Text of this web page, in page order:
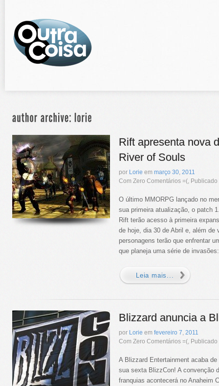
Rift apresenta nova
River of Souls
por Lorie em março 30, 2011
Com Zero Comentários =(,
O último MMORPG lançado no
sua primeira atualização, o patch
Rift terão acesso à primeira
de hoje, dia 30 de Abril e, além de
personagens terão que enfrentar
que planeja uma série de
Leia mais...
Blizzard anuncia a
por Lorie em fevereiro 7 2011
Com Zero Comentários =(,
A Blizzard Entertainment acaba
sua sexta BlizzCon! A convenção
franquias acontecerá no Anaheim